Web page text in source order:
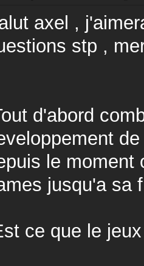
axel ,
stp ,
d'abord
le moment
jusqu'a sa
ce que le